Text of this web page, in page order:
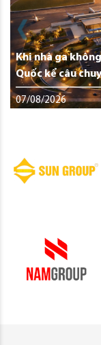
Khi nhà ga
Quốc kể câu
07/08/2026